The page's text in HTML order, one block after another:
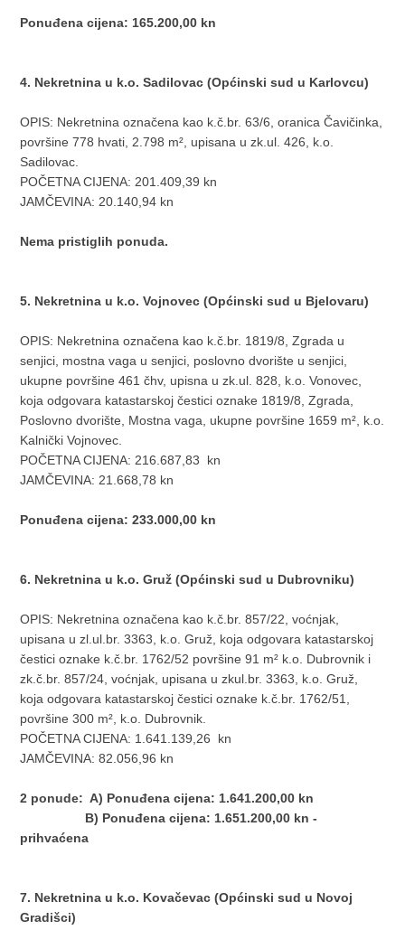
Ponuđena cijena: 165.200,00 kn
4. Nekretnina u k.o. Sadilovac (Općinski sud u Karlovcu)
OPIS: Nekretnina označena kao k.č.br. 63/6, oranica Čavičinka,
površine 778 hvati, 2.798 m², upisana u zk.ul. 426, k.o.
Sadilovac.
POČETNA CIJENA: 201.409,39 kn
JAMČEVINA: 20.140,94 kn
Nema pristiglih ponuda.
5. Nekretnina u k.o. Vojnovec (Općinski sud u Bjelovaru)
OPIS: Nekretnina označena kao k.č.br. 1819/8, Zgrada u
senjici, mostna vaga u senjici, poslovno dvorište u senjici,
ukupne površine 461 čhv, upisna u zk.ul. 828, k.o. Vonovec,
koja odgovara katastarskoj čestici oznake 1819/8, Zgrada,
Poslovno dvorište, Mostna vaga, ukupne površine 1659 m², k.o.
Kalnički Vojnovec.
POČETNA CIJENA: 216.687,83 kn
JAMČEVINA: 21.668,78 kn
Ponuđena cijena: 233.000,00 kn
6. Nekretnina u k.o. Gruž (Općinski sud u Dubrovniku)
OPIS: Nekretnina označena kao k.č.br. 857/22, voćnjak,
upisana u zl.ul.br. 3363, k.o. Gruž, koja odgovara katastarskoj
čestici oznake k.č.br. 1762/52 površine 91 m² k.o. Dubrovnik i
zk.č.br. 857/24, voćnjak, upisana u zkul.br. 3363, k.o. Gruž,
koja odgovara katastarskoj čestici oznake k.č.br. 1762/51,
površine 300 m², k.o. Dubrovnik.
POČETNA CIJENA: 1.641.139,26 kn
JAMČEVINA: 82.056,96 kn
2 ponude: A) Ponuđena cijena: 1.641.200,00 kn
B) Ponuđena cijena: 1.651.200,00 kn -
prihvaćena
7. Nekretnina u k.o. Kovačevac (Općinski sud u Novoj
Gradišci)